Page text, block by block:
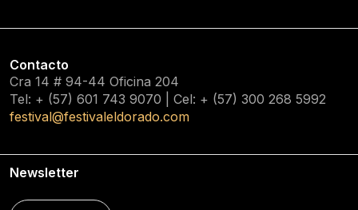
Contacto
Cra 14 # 94-44 Oficina 204
Tel: + (57) 601 743 9070 | Cel: + (57) 300 268 5992
festival@festivaleldorado.com
Newsletter